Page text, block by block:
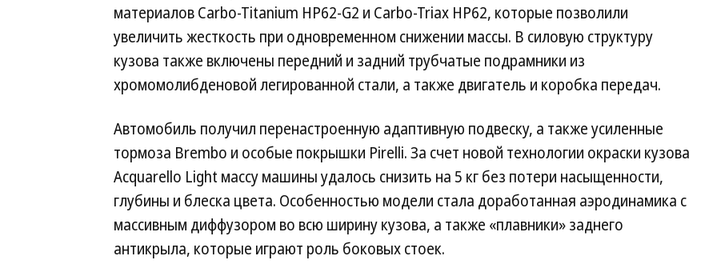
материалов Carbo-Titanium HP62-G2 и Carbo-Triax HP62, которые позволили
увеличить жесткость при одновременном снижении массы. В силовую структуру
кузова также включены передний и задний трубчатые подрамники из
хромомолибденовой легированной стали, а также двигатель и коробка передач.
Автомобиль получил перенастроенную адаптивную подвеску, а также усиленные
тормоза Brembo и особые покрышки Pirelli. За счет новой технологии окраски кузова
Acquarello Light массу машины удалось снизить на 5 кг без потери насыщенности,
глубины и блеска цвета. Особенностью модели стала доработанная аэродинамика с
массивным диффузором во всю ширину кузова, а также «плавники» заднего
антикрыла, которые играют роль боковых стоек.